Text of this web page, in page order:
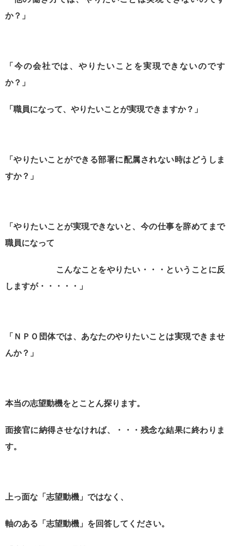
か？」
「今の会社では、やりたいことを実現できないのです
か？」
「職員になって、やりたいことが実現できますか？」
「やりたいことができる部署に配属されない時はどうしま
すか？」
「やりたいことが実現できないと、今の仕事を辞めてまで
職員になって
こんなことをやりたい・・・ということに反
しますが・・・・・」
「ＮＰＯ団体では、あなたのやりたいことは実現できませ
んか？」
本当の志望動機をとことん探ります。
面接官に納得させなければ、・・・残念な結果に終わりま
す。
上っ面な「志望動機」ではなく、
軸のある「志望動機」を回答してください。